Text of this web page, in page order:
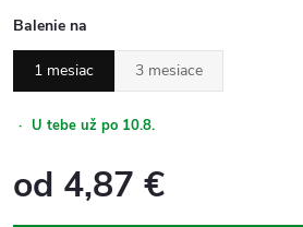
Balenie na
1 mesiac 3 mesiace
· U tebe už po 10.8.
od 4,87 €